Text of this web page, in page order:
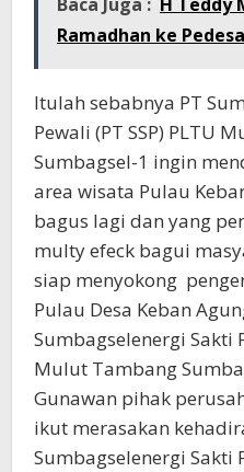
Ramadhan ke
Itulah sebabnya PT
Pewali (PT SSP) PLTU
Sumbagsel-1 ingin
area wisata Pulau
bagus lagi dan yang
multy efeck bagui
siap menyokong
Pulau Desa Keban
Sumbagselenergi Sakti
Mulut Tambang
Gunawan pihak
ikut merasakan
Sumbagselenergi Sakti